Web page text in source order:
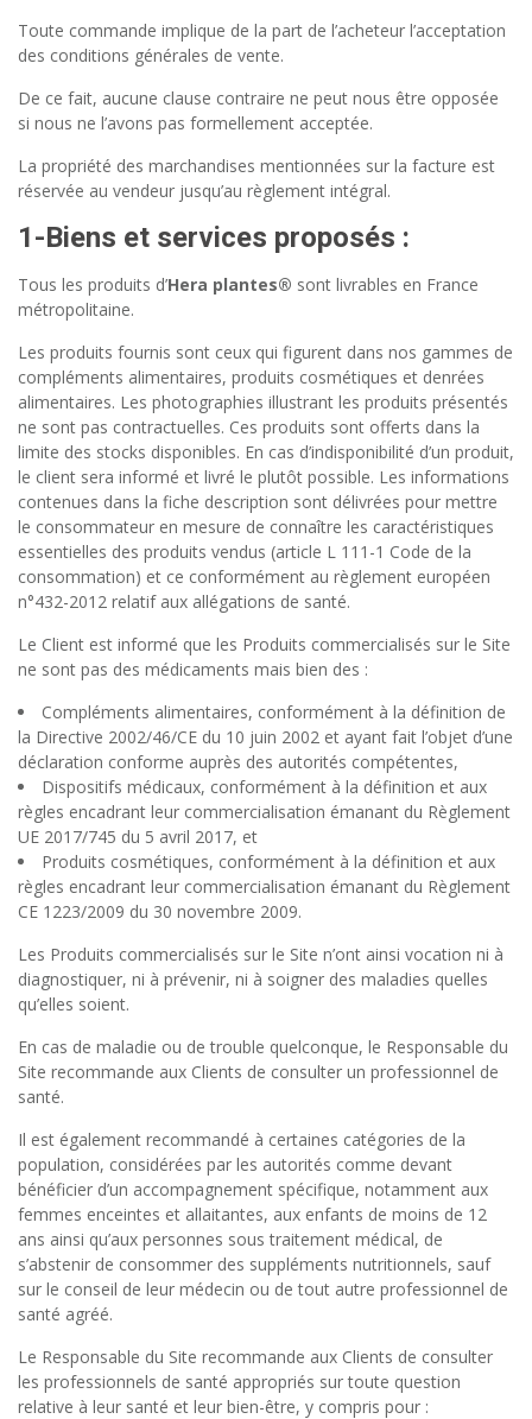
Toute commande implique de la part de l’acheteur l’acceptation
des conditions générales de vente.
De ce fait, aucune clause contraire ne peut nous être opposée
si nous ne l’avons pas formellement acceptée.
La propriété des marchandises mentionnées sur la facture est
réservée au vendeur jusqu’au règlement intégral.
1-Biens et services proposés :
Tous les produits d’Hera plantes® sont livrables en France
métropolitaine.
Les produits fournis sont ceux qui figurent dans nos gammes de
compléments alimentaires, produits cosmétiques et denrées
alimentaires. Les photographies illustrant les produits présentés
ne sont pas contractuelles. Ces produits sont offerts dans la
limite des stocks disponibles. En cas d’indisponibilité d’un produit,
le client sera informé et livré le plutôt possible. Les informations
contenues dans la fiche description sont délivrées pour mettre
le consommateur en mesure de connaître les caractéristiques
essentielles des produits vendus (article L 111-1 Code de la
consommation) et ce conformément au règlement européen
n°432-2012 relatif aux allégations de santé.
Le Client est informé que les Produits commercialisés sur le Site
ne sont pas des médicaments mais bien des :
Compléments alimentaires, conformément à la définition de
la Directive 2002/46/CE du 10 juin 2002 et ayant fait l’objet d’une
déclaration conforme auprès des autorités compétentes,
Dispositifs médicaux, conformément à la définition et aux
règles encadrant leur commercialisation émanant du Règlement
UE 2017/745 du 5 avril 2017, et
Produits cosmétiques, conformément à la définition et aux
règles encadrant leur commercialisation émanant du Règlement
CE 1223/2009 du 30 novembre 2009.
Les Produits commercialisés sur le Site n’ont ainsi vocation ni à
diagnostiquer, ni à prévenir, ni à soigner des maladies quelles
qu’elles soient.
En cas de maladie ou de trouble quelconque, le Responsable du
Site recommande aux Clients de consulter un professionnel de
santé.
Il est également recommandé à certaines catégories de la
population, considérées par les autorités comme devant
bénéficier d’un accompagnement spécifique, notamment aux
femmes enceintes et allaitantes, aux enfants de moins de 12
ans ainsi qu’aux personnes sous traitement médical, de
s’abstenir de consommer des suppléments nutritionnels, sauf
sur le conseil de leur médecin ou de tout autre professionnel de
santé agréé.
Le Responsable du Site recommande aux Clients de consulter
les professionnels de santé appropriés sur toute question
relative à leur santé et leur bien-être, y compris pour :